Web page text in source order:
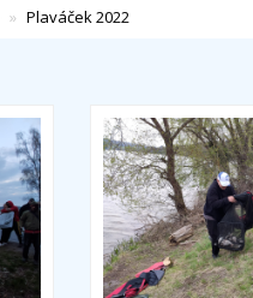
Plaváček 2022